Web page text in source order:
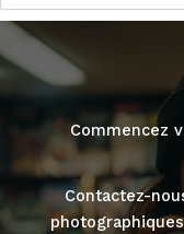
Commencez
Contactez-